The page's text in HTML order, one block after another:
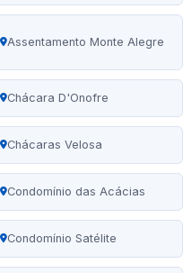
Assentamento Monte Alegre
Chácara D'Onofre
Chácaras Velosa
Condomínio das Acácias
Condomínio Satélite